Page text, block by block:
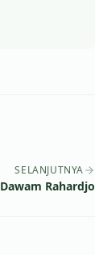
SELANJUTNYA
Rahardjo